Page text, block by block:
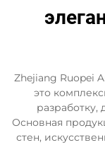
Контакт
Zhejiang Ruopei
это
разработку,
Основная
стен,